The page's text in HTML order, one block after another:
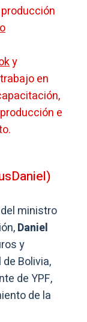
y
en
e
ministro
Daniel
y
Bolivia,
de YPF,
de la